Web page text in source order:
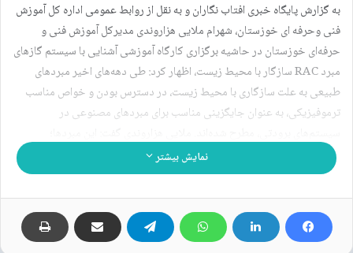
به گزارش پایگاه خبری افتاب نگاران و به نقل از روابط عمومی اداره کل آموزش
فنی وحرفه ای خوزستان، شهرام ملایی هزاروندی مدیرکل آموزش فنی و
حرفه‌ای خوزستان در حاشیه برگزاری کارگاه آموزشی آشنایی با سیستم گازهای
مبرد RAC سازگار با محیط زیست، اظهار کرد: طی دهه‌های اخیر مبردهای
طبیعی به علت سازگاری با محیط زیست، در دسترس بودن و خواص مناسب
ترموفیزیکی، به عنوان جایگزینی مناسب برای مبردهای مصنوعی در
،R12 ،R22 و R134a برای استفاده در سیستم‌های تبرید متداول مورد استفاده
قرار می‌گیرند. وی هدف از برگزاری این کارگاه آموزشی را که در اداره‌ کل
آموزش فنی و حرفه‌ای زنجان با حضور فعالان بخش تهویه و تبرید و همچنین
مربیان سطح استان انجام شد، ارتقای دانش تکنسین‌ها و مربیان در خصوص
نمایش بیشتر